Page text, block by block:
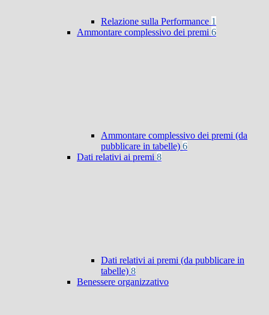
Relazione sulla Performance 1
Ammontare complessivo dei premi 6
Ammontare complessivo dei premi (da
pubblicare in tabelle) 6
Dati relativi ai premi 8
Dati relativi ai premi (da pubblicare in
tabelle) 8
Benessere organizzativo